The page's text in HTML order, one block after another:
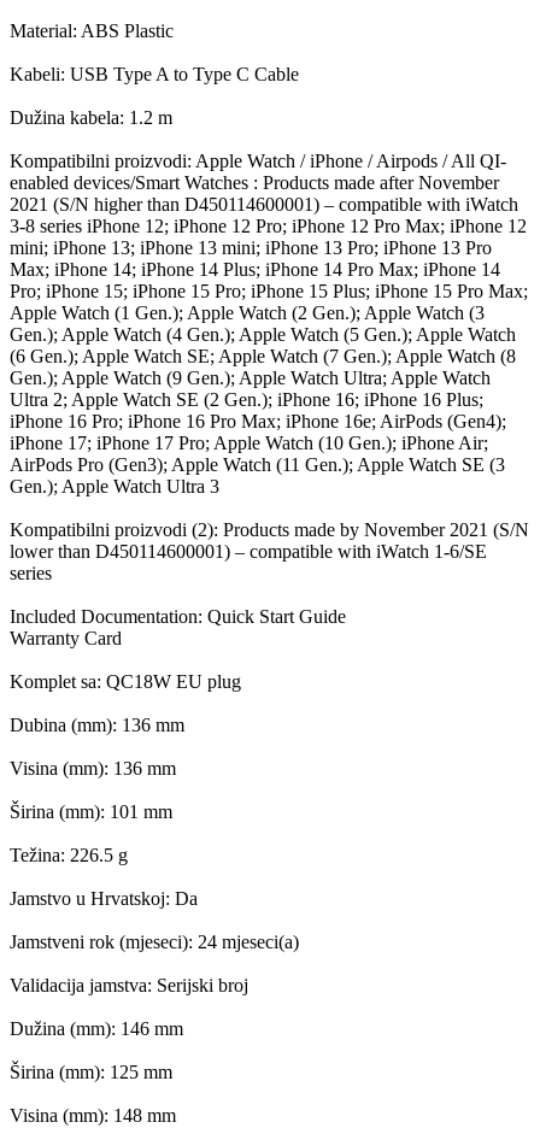
Material: ABS Plastic
Kabeli: USB Type A to Type C Cable
Dužina kabela: 1.2 m
Kompatibilni proizvodi: Apple Watch / iPhone / Airpods / All QI-
enabled devices/Smart Watches : Products made after November
2021 (S/N higher than D450114600001) – compatible with iWatch
3-8 series iPhone 12; iPhone 12 Pro; iPhone 12 Pro Max; iPhone 12
mini; iPhone 13; iPhone 13 mini; iPhone 13 Pro; iPhone 13 Pro
Max; iPhone 14; iPhone 14 Plus; iPhone 14 Pro Max; iPhone 14
Pro; iPhone 15; iPhone 15 Pro; iPhone 15 Plus; iPhone 15 Pro Max;
Apple Watch (1 Gen.); Apple Watch (2 Gen.); Apple Watch (3
Gen.); Apple Watch (4 Gen.); Apple Watch (5 Gen.); Apple Watch
(6 Gen.); Apple Watch SE; Apple Watch (7 Gen.); Apple Watch (8
Gen.); Apple Watch (9 Gen.); Apple Watch Ultra; Apple Watch
Ultra 2; Apple Watch SE (2 Gen.); iPhone 16; iPhone 16 Plus;
iPhone 16 Pro; iPhone 16 Pro Max; iPhone 16e; AirPods (Gen4);
iPhone 17; iPhone 17 Pro; Apple Watch (10 Gen.); iPhone Air;
AirPods Pro (Gen3); Apple Watch (11 Gen.); Apple Watch SE (3
Gen.); Apple Watch Ultra 3
Kompatibilni proizvodi (2): Products made by November 2021 (S/N
lower than D450114600001) – compatible with iWatch 1-6/SE
series
Included Documentation: Quick Start Guide
Warranty Card
Komplet sa: QC18W EU plug
Dubina (mm): 136 mm
Visina (mm): 136 mm
Širina (mm): 101 mm
Težina: 226.5 g
Jamstvo u Hrvatskoj: Da
Jamstveni rok (mjeseci): 24 mjeseci(a)
Validacija jamstva: Serijski broj
Dužina (mm): 146 mm
Širina (mm): 125 mm
Visina (mm): 148 mm